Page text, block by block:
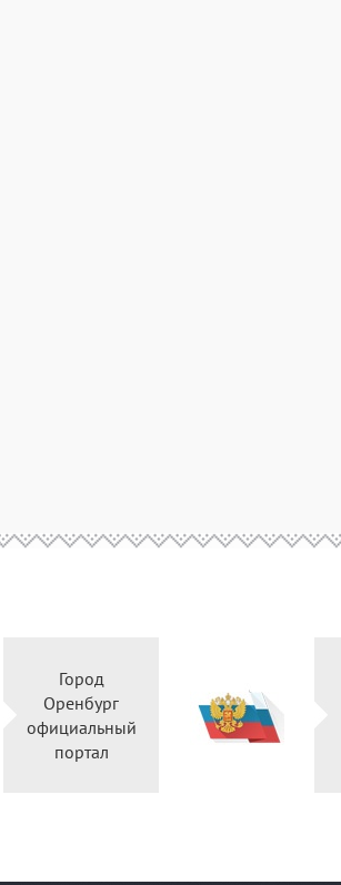
Город
Оренбург
официальный
портал